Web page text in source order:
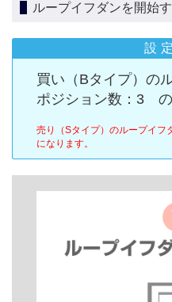
ループイフダンを開始
設
買い（Bタイプ）の
ポジション数：3
売り（Sタイプ）のループイフ
になります。